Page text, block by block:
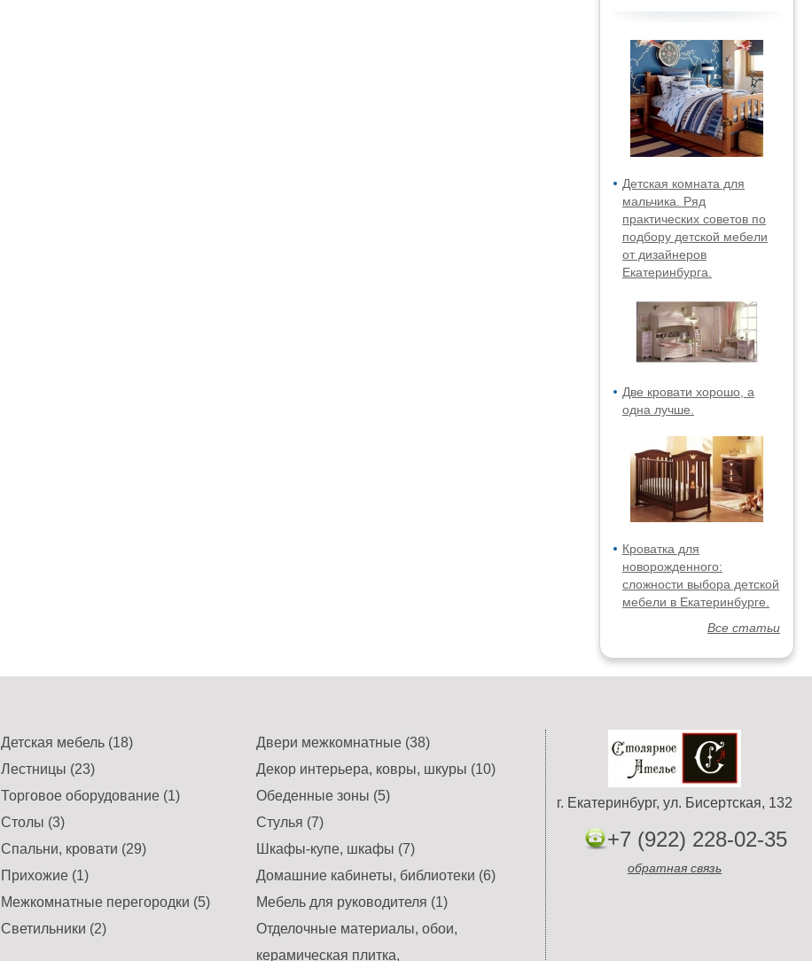
Детская комната для
мальчика. Ряд
практических советов по
подбору детской мебели
от дизайнеров
Екатеринбурга.
Две кровати хорошо, а
одна лучше.
Кроватка для
новорожденного:
сложности выбора детской
мебели в Екатеринбурге.
Все статьи
г. Екатеринбург, ул. Бисертская, 132
+7 (922) 228-02-35
обратная связь
Детская мебель (18)
Двери межкомнатные (38)
Лестницы (23)
Декор интерьера, ковры, шкуры (10)
Торговое оборудование (1)
Обеденные зоны (5)
Столы (3)
Стулья (7)
Спальни, кровати (29)
Шкафы-купе, шкафы (7)
Прихожие (1)
Домашние кабинеты, библиотеки (6)
Межкомнатные перегородки (5)
Мебель для руководителя (1)
Светильники (2)
Отделочные материалы, обои,
керамическая плитка,